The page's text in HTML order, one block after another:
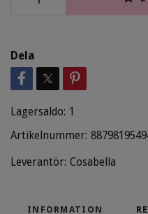
Dela
Lagersaldo: 1
Artikelnummer:
Leverantör: Cosabella
INFORMATION